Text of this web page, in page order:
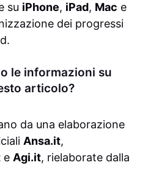
su iPhone, iPad, Mac e
dei progressi
le informazioni su
articolo?
da una elaborazione
Ansa.it,
e Agi.it, rielaborate dalla